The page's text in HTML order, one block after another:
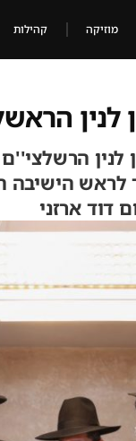
מוזיקה קהילות
לנין
הישיבה
דוד ארזני